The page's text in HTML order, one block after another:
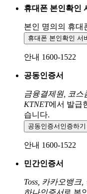
휴대폰 본인확인
본인 명의의 휴대
휴대폰 본인확인 서
안내 1600-1522
공동인증서
금융결제원, 코스
KTNET에서 발급
습니다.
공동인증서 인증하기
안내 1600-1522
민간인증서
Toss, 카카오뱅크